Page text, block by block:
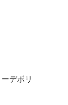
デボリ